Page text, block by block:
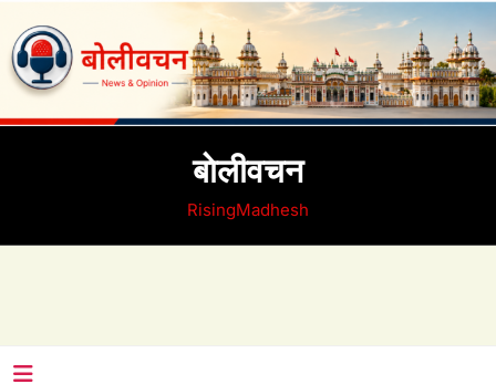
content
बाेलीवचन
RisingMadhesh